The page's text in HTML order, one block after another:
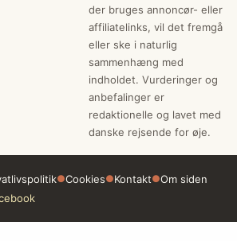
der bruges annoncør- eller
affiliatelinks, vil det fremgå
eller ske i naturlig
sammenhæng med
indholdet. Vurderinger og
anbefalinger er
redaktionelle og lavet med
danske rejsende for øje.
●Cookies●Kontakt●Om siden